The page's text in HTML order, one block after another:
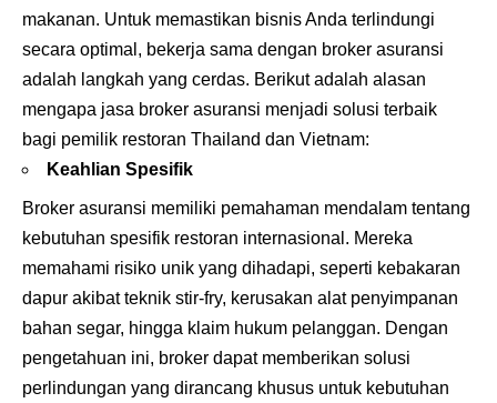
makanan. Untuk memastikan bisnis Anda terlindungi
secara optimal, bekerja sama dengan broker asuransi
adalah langkah yang cerdas. Berikut adalah alasan
mengapa jasa broker asuransi menjadi solusi terbaik
bagi pemilik restoran Thailand dan Vietnam:
Keahlian Spesifik
Broker asuransi memiliki pemahaman mendalam tentang
kebutuhan spesifik restoran internasional. Mereka
memahami risiko unik yang dihadapi, seperti kebakaran
dapur akibat teknik stir-fry, kerusakan alat penyimpanan
bahan segar, hingga klaim hukum pelanggan. Dengan
pengetahuan ini, broker dapat memberikan solusi
perlindungan yang dirancang khusus untuk kebutuhan